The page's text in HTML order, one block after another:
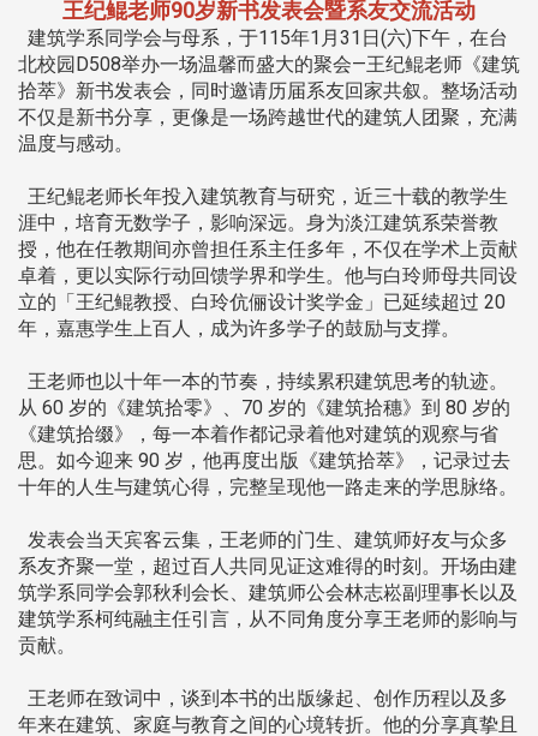
王纪鲲老师90岁新书发表会暨系友交流活动
建筑学系同学会与母系，于115年1月31日(六)下午，在台
北校园D508举办一场温馨而盛大的聚会—王纪鲲老师《建筑
拾萃》新书发表会，同时邀请历届系友回家共叙。整场活动
不仅是新书分享，更像是一场跨越世代的建筑人团聚，充满
温度与感动。
王纪鲲老师长年投入建筑教育与研究，近三十载的教学生
涯中，培育无数学子，影响深远。身为淡江建筑系荣誉教
授，他在任教期间亦曾担任系主任多年，不仅在学术上贡献
卓着，更以实际行动回馈学界和学生。他与白玲师母共同设
立的「王纪鲲教授、白玲伉俪设计奖学金」已延续超过 20
年，嘉惠学生上百人，成为许多学子的鼓励与支撑。
王老师也以十年一本的节奏，持续累积建筑思考的轨迹。
从 60 岁的《建筑拾零》、70 岁的《建筑拾穗》到 80 岁的
《建筑拾缀》，每一本着作都记录着他对建筑的观察与省
思。如今迎来 90 岁，他再度出版《建筑拾萃》，记录过去
十年的人生与建筑心得，完整呈现他一路走来的学思脉络。
发表会当天宾客云集，王老师的门生、建筑师好友与众多
系友齐聚一堂，超过百人共同见证这难得的时刻。开场由建
筑学系同学会郭秋利会长、建筑师公会林志崧副理事长以及
建筑学系柯纯融主任引言，从不同角度分享王老师的影响与
贡献。
王老师在致词中，谈到本书的出版缘起、创作历程以及多
年来在建筑、家庭与教育之间的心境转折。他的分享真挚且